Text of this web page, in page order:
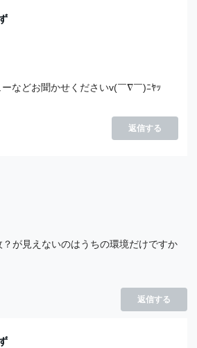
などお聞かせくださいv(￣∇￣)ﾆﾔｯ
返信する
が見えないのはうちの環境だけですか
返信する